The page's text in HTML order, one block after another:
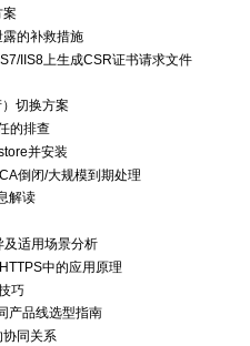
的补救措施
IIS8上生成CSR证书请求文件
切换方案
的排查
并安装
倒闭/大规模到期处理
解读
及适用场景分析
中的应用原理
巧
产品线选型指南
协同关系